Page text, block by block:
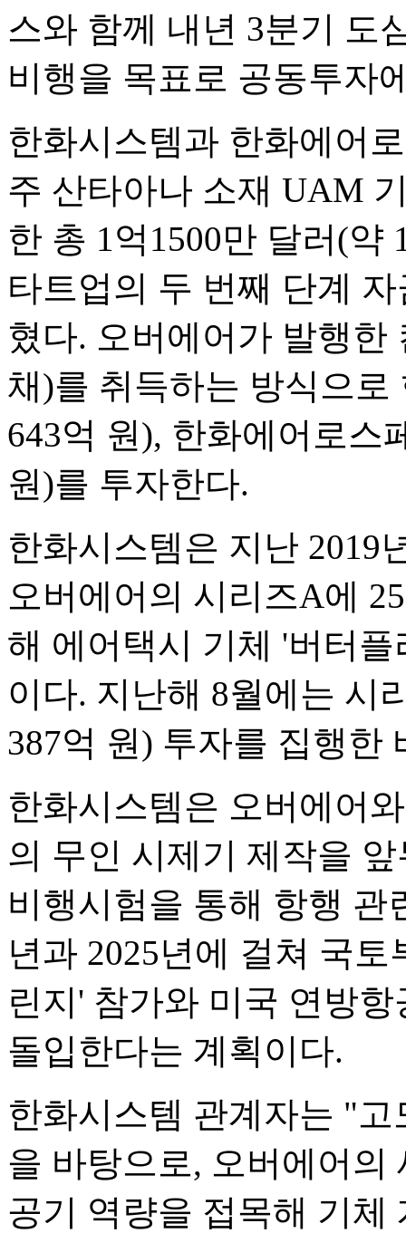
스와 함께 내년 3분기 도
비행을 목표로 공동투자
한화시스템과 한화에어
주 산타아나 소재 UAM
한 총 1억1500만 달러(약
타트업의 두 번째 단계
혔다. 오버에어가 발행한
채)를 취득하는 방식으로
643억 원), 한화에어로스
원)를 투자한다.
한화시스템은 지난 2019
오버에어의 시리즈A에
해 에어택시 기체 '버터
이다. 지난해 8월에는 시
387억 원) 투자를 집행한
한화시스템은 오버에어
의 무인 시제기 제작을
비행시험을 통해 항행 관
년과 2025년에 걸쳐 국
린지' 참가와 미국 연방
돌입한다는 계획이다.
한화시스템 관계자는 "
을 바탕으로, 오버에어의
공기 역량을 접목해 기체